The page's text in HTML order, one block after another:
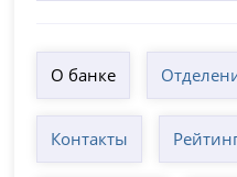
О банке
Контакты